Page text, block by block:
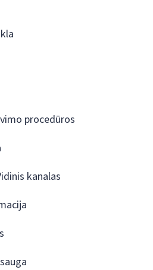
procedūros
kanalas